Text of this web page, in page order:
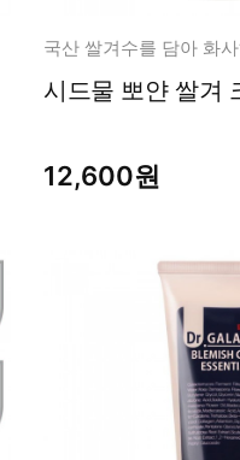
12,600원